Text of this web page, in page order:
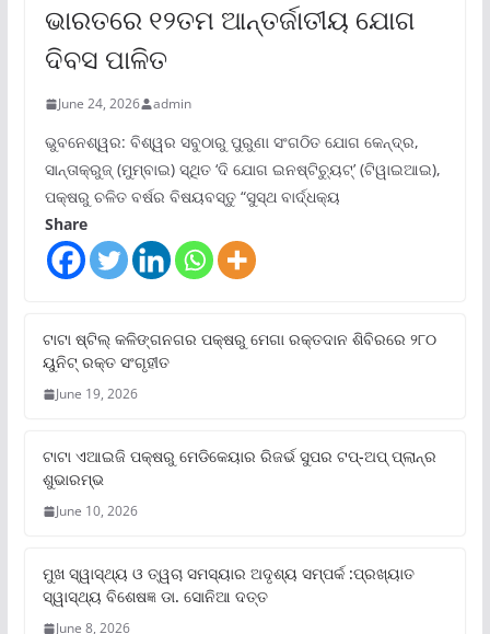
ଭାରତରେ ୧୨ତମ ଆନ୍ତର୍ଜାତୀୟ ଯୋଗ
ଦିବସ ପାଳିତ
June 24, 2026 admin
ଭୁବନେଶ୍ୱର: ବିଶ୍ୱର ସବୁଠାରୁ ପୁରୁଣା ସଂଗଠିତ ଯୋଗ କେନ୍ଦ୍ର,
ସାନ୍ତାକ୍ରୁଜ୍ (ମୁମ୍ବାଇ) ସ୍ଥିତ ‘ଦି ଯୋଗ ଇନଷ୍ଟିଚ୍ୟୁଟ୍‌’ (ଟିୱାଇଆଇ),
ପକ୍ଷରୁ ଚଳିତ ବର୍ଷର ବିଷୟବସ୍ତୁ “ସୁସ୍ଥ ବାର୍ଦ୍ଧକ୍ୟ
Share
ଟାଟା ଷ୍ଟିଲ୍‌ କଳିଙ୍ଗନଗର ପକ୍ଷରୁ ମେଗା ରକ୍ତଦାନ ଶିବିରରେ ୨୮୦
ୟୁନିଟ୍‌ ରକ୍ତ ସଂଗୃହୀତ
June 19, 2026
ଟାଟା ଏଆଇଜି ପକ୍ଷରୁ ମେଡିକେୟାର ରିଜର୍ଭ ସୁପର ଟପ୍‌-ଅପ୍ ପ୍ଲାନ୍‌ର
ଶୁଭାରମ୍ଭ
June 10, 2026
ମୁଖ ସ୍ୱାସ୍ଥ୍ୟ ଓ ତ୍ୱଚା ସମସ୍ୟାର ଅଦୃଶ୍ୟ ସମ୍ପର୍କ :ପ୍ରଖ୍ୟାତ
ସ୍ୱାସ୍ଥ୍ୟ ବିଶେଷଜ୍ଞ ଡା. ସୋନିଆ ଦତ୍ତ
June 8, 2026